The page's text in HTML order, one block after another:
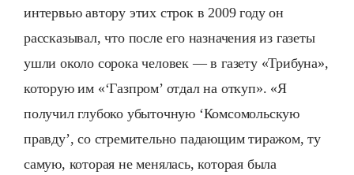
интервью автору этих строк в 2009 году он
рассказывал, что после его назначения из газеты
ушли около сорока человек — в газету «Трибуна»,
которую им «‘Газпром’ отдал на откуп». «Я
получил глубоко убыточную ‘Комсомольскую
правду’, со стремительно падающим тиражом, ту
самую, которая не менялась, которая была